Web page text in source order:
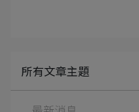
所有文章主題